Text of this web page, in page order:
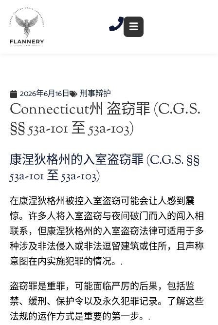
2026年6月16日 刑事辩护
Connecticut州 盗窃罪 (C.G.S.
§§ 53a-101 至 53a-103)
康涅狄格州的入室盗窃罪 (C.G.S. §§
53a-101 至 53a-103)
在康涅狄格州被控入室盗窃可能会让人感到震
惊。许多人将入室盗窃与夜间破门而入的闯入相
联系，但康涅狄格州的入室盗窃法律可适用于多
种涉及非法侵入或非法逗留建筑或住所，且声称
意图在内实施犯罪的情况。.
盗窃罪是重罪，可能面临严厉的后果，包括监
禁、缓刑、保护令以及永久犯罪记录。了解这些
法规的运作方式是重要的第一步。.